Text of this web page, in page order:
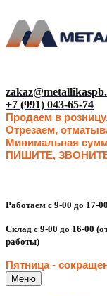
+7 (991) 043-65-74
Продаем в
Отрезаем,
Минимальная
ПИШИТЕ,
Работаем с 9-00 до 17-00
Склад с 9-00 до 16-00
работы)
Пятница -
Меню